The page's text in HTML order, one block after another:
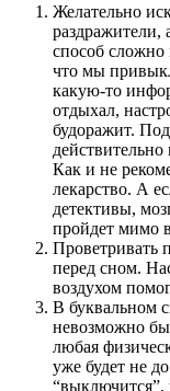
Желательно
раздражители,
способ сложно
что мы
какую-то
отдыхал,
будоражит.
Как и не
лекарство. А
детективы,
пройдет мимо
Проветривать
перед сном.
воздухом
В буквальном
невозможно
любая
уже будет не
“выключится”,